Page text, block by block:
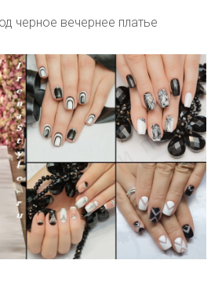
черное вечернее платье